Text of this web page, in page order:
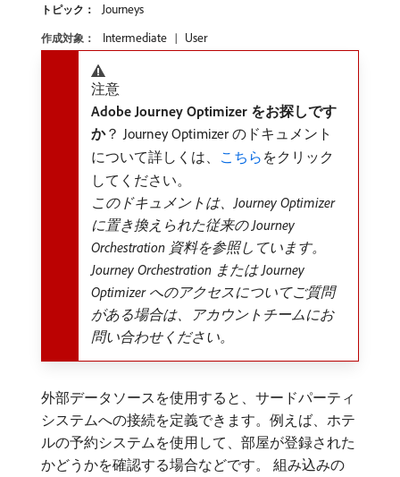
トピック： Journeys
作成対象： Intermediate User
注意
Adobe Journey Optimizer をお探しです
か？ Journey Optimizer のドキュメント
について詳しくは、 こちら をクリック
してください。
このドキュメントは、Journey Optimizer
に置き換えられた従来の Journey
Orchestration 資料を参照しています。
Journey Orchestration または Journey
Optimizer へのアクセスについてご質問
がある場合は、アカウントチームにお
問い合わせください。
外部データソースを使用すると、サードパーティ
システムへの接続を定義できます。例えば、ホテ
ルの予約システムを使用して、部屋が登録された
かどうかを確認する場合などです。 組み込みの